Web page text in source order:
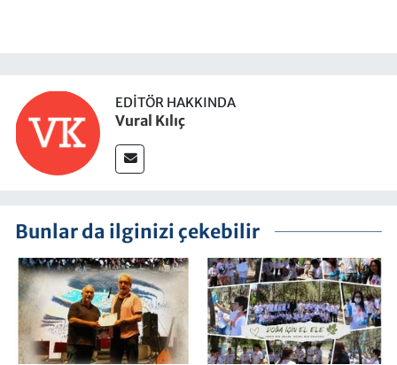
EDITÖR HAKKINDA
Vural Kılıç
Bunlar da ilginizi çekebilir